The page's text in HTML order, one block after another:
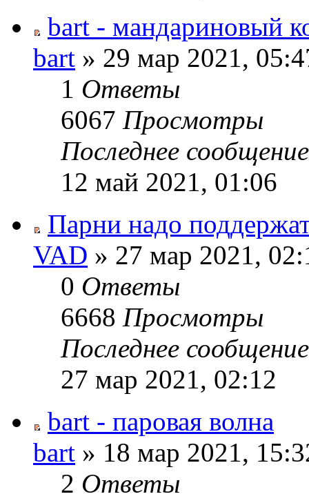
bart - мандариновый
bart » 29 мар 2021,
1 Ответы
6067 Просмотры
Последнее
12 май 2021, 01:06
Парни надо
VAD » 27 мар 2021,
0 Ответы
6668 Просмотры
Последнее
27 мар 2021, 02:12
bart - паровая волна
bart » 18 мар 2021,
2 Ответы